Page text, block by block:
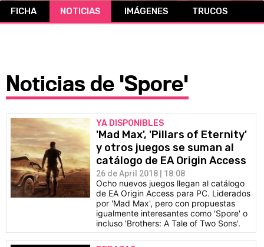
CÓMICS
FICHA NOTICIAS IMÁGENES TRUCOS
Noticias de 'Spore'
YA DISPONIBLES
'Mad Max', 'Pillars of Eternity'
y otros juegos se suman al
catálogo de EA Origin Access
26 de April 2018 | 18:08
Ocho nuevos juegos llegan al catálogo
de EA Origin Access para PC. Liderados
por 'Mad Max', pero con propuestas
igualmente interesantes como 'Spore' o
incluso 'Brothers: A Tale of Two Sons'.